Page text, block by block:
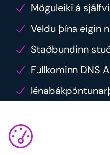
Möguleiki á
Veldu þína eigin
Staðbundinn
Fullkominn DNS